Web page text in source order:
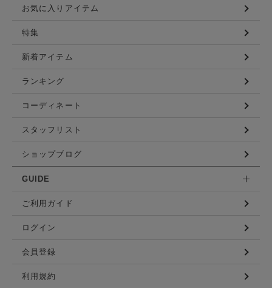
お気に入りアイテム
特集
新着アイテム
ランキング
コーディネート
スタッフリスト
ショップブログ
GUIDE
ご利用ガイド
ログイン
会員登録
利用規約